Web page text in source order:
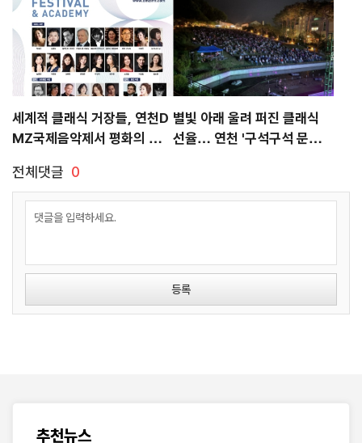
세계적 클래식 거장들, 연천D
MZ국제음악제서 평화의 선율
별빛 아래 울려 퍼진 클래식
선율… 연천 '구석구석 문화콘
전체댓글 0
등록
추천뉴스